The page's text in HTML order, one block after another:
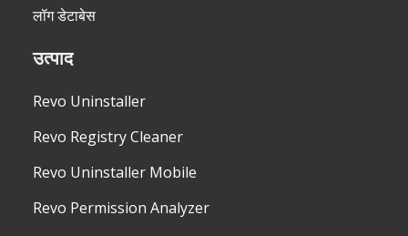
लॉग डेटाबेस
उत्पाद
Revo Uninstaller
Revo Registry Cleaner
Revo Uninstaller Mobile
Revo Permission Analyzer